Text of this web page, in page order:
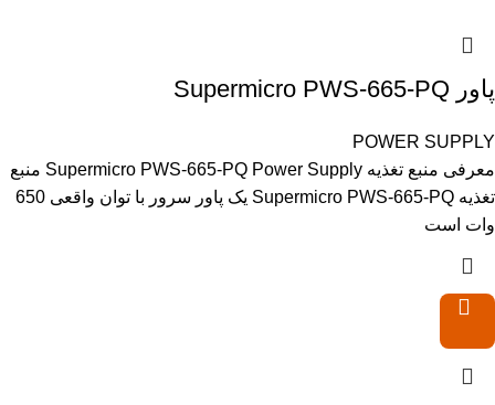
پاور Supermicro PWS-665-PQ
POWER SUPPLY
معرفی منبع تغذیه Supermicro PWS-665-PQ Power Supply منبع
تغذیه Supermicro PWS-665-PQ یک پاور سرور با توان واقعی 650
وات است